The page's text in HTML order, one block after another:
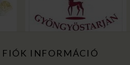
FIÓK INFORMÁCIÓ